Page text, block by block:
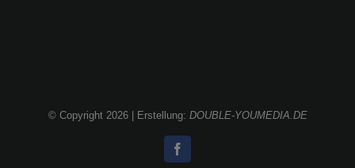
© Copyright 2026 | Erstellung: DOUBLE-YOUMEDIA.DE
Facebook